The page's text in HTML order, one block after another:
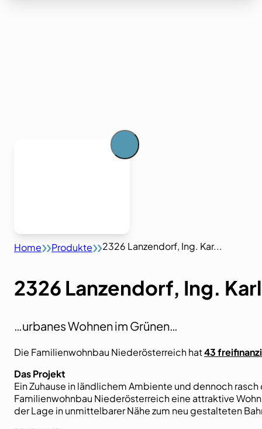
Home Produkte 2326 Lanzendorf, Ing. Kar...
2326 Lanzendorf, Ing.
…urbanes Wohnen im Grünen…
Die Familienwohnbau Niederösterreich hat43
Das Projekt
Ein Zuhause in ländlichem Ambiente und dennoch
Familienwohnbau Niederösterreich eine attraktive
der Lage in unmittelbarer Nähe zum neu gestalteten